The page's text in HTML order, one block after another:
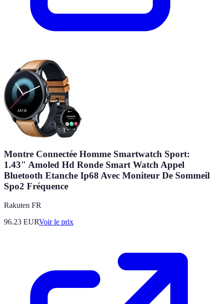
Montre Connectée Homme Smartwatch Sport:
1.43" Amoled Hd Ronde Smart Watch Appel
Bluetooth Etanche Ip68 Avec Moniteur De Sommeil
Spo2 Fréquence
Rakuten FR
96.23 EURVoir le prix